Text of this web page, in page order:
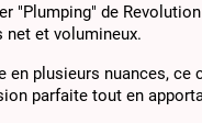
"Plumping" de
net et volumineux.
en plusieurs nuances, ce
parfaite tout en